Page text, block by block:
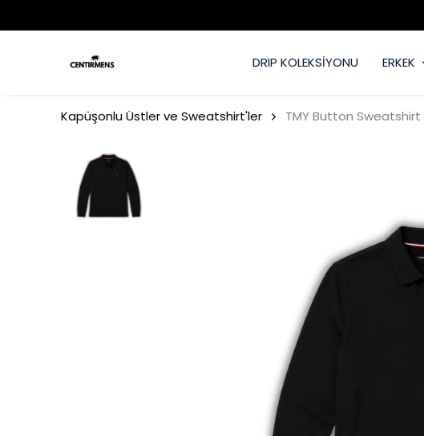
DRIP KOLEKSİYONU ERKEK
Kapüşonlu Üstler ve Sweatshirt'ler TMY Button Sweatshirt